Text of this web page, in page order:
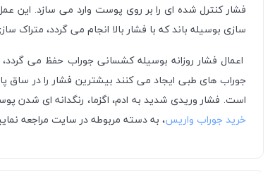
فشار کنترل شده ای را بر روی پوست وارد می سازد. این
سازی بوسیله باند که با فشار بالا انجام می گردد، متراک
اعمال فشار روزانه بوسیله کشسانی جوراب حفظ می گردد،
جوراب های طبی ایجاد می کنند بیشترین فشار را در
است. فشار وریدی شدید به ادم، اگزما، رنگدانه ای شدن
خرید جوراب واریس، به دسته مربوطه در سایت مراجعه